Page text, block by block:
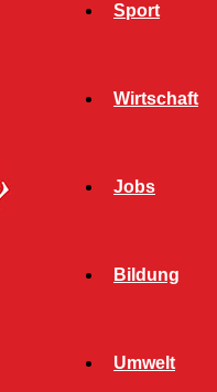
Sport
Wirtschaft
Jobs
Bildung
Umwelt